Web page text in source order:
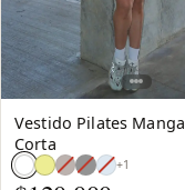
Vestido Pilates Manga
Corta
Café:
agotado
Negro:
agotado
Azul
Claro:
+1